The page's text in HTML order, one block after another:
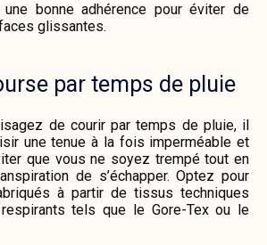
bonne adhérence pour éviter de
glissantes.
par temps de pluie
de courir par temps de pluie, il
une tenue à la fois imperméable et
que vous ne soyez trempé tout en
de s’échapper. Optez pour
à partir de tissus techniques
tels que le Gore-Tex ou le